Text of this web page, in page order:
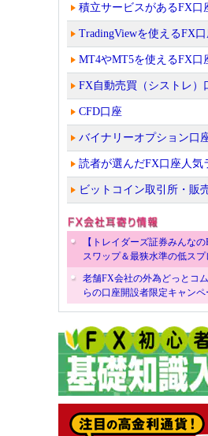
積立サービスがあるFX口
TradingViewを使えるFX口
MT4やMT5を使えるFX口
FX自動売買（シストレ）
CFD口座
バイナリーオプション口
読者が選んだFX口座人気
ビットコイン取引所・販
【トレイダーズ証券みんな
スワップ＆最狭水準の低スプ
老舗FX会社の外為どっとコ
らの口座開設者限定キャンペ